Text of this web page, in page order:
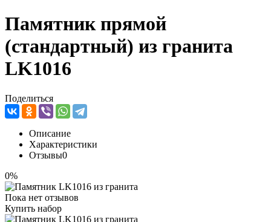
Памятник прямой
(стандартный) из гранита
LK1016
Поделиться
Описание
Характеристики
Отзывы0
0%
Пока нет отзывов
Купить набор